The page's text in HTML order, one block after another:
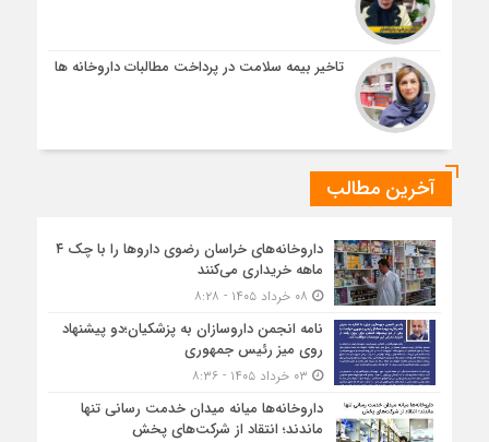
تاخیر بیمه سلامت در پرداخت مطالبات داروخانه ها
آخرین مطالب
داروخانه‌های خراسان رضوی داروها را با چک ۴
ماهه خریداری می‌کنند
نامه انجمن داروسازان به پزشکیان؛دو پیشنهاد
روی میز رئیس جمهوری
داروخانه‌ها میانه میدان خدمت رسانی تنها
ماندند؛ انتقاد از شرکت‌های پخش